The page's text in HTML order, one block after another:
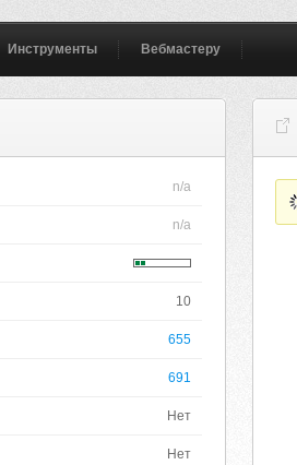
Инструменты Вебмастеру
n/a
n/a
10
655
691
Нет
Нет